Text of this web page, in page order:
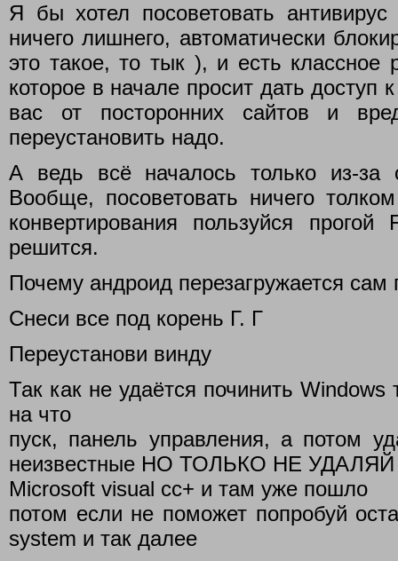
Я бы хотел посоветовать
ничего лишнего, автоматически
это такое, то тык ), и есть
которое в начале просит дать доступ
вас от посторонних сайтов и
переустановить надо.
А ведь всё началось только из-за
Вообще, посоветовать ничего
конвертирования пользуйся
решится.
Почему андроид перезагружается сам
Снеси все под корень Г. Г
Переустанови винду
Так как не удаётся починить
на что
пуск, панель управления, а потом
неизвестные НО ТОЛЬКО НЕ
Microsoft visual cc+ и там уже пошло
потом если не поможет попробуй
system и так далее